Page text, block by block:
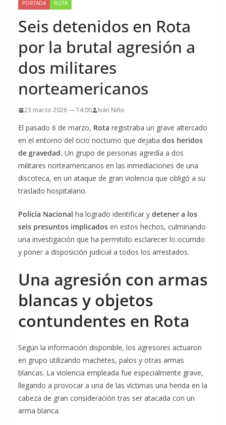
PORTADA ROTA
Seis detenidos en Rota
por la brutal agresión a
dos militares
norteamericanos
23 marzo 2026 — 14:00 Iván Niño
El pasado 6 de marzo, Rota registraba un grave altercado
en el entorno del ocio nocturno que dejaba dos heridos
de gravedad. Un grupo de personas agredía a dos
militares norteamericanos en las inmediaciones de una
discoteca, en un ataque de gran violencia que obligó a su
traslado hospitalario.
Policía Nacional ha logrado identificar y detener a los
seis presuntos implicados en estos hechos, culminando
una investigación que ha permitido esclarecer lo ocurrido
y poner a disposición judicial a todos los arrestados.
Una agresión con armas
blancas y objetos
contundentes en Rota
Según la información disponible, los agresores actuaron
en grupo utilizando machetes, palos y otras armas
blancas. La violencia empleada fue especialmente grave,
llegando a provocar a una de las víctimas una herida en la
cabeza de gran consideración tras ser atacada con un
arma blanca.